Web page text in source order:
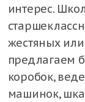
интерес.
жестяных
предлагаем
коробок,
машинок,